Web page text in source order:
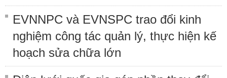
EVNNPC và EVNSPC trao đổi kinh
nghiệm công tác quản lý, thực hiện kế
hoạch sửa chữa lớn